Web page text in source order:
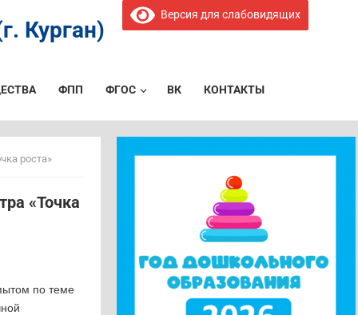
Курган)
ФПП ФГОС ВК КОНТАКТЫ
Версия для слабовидящих
роста»
«Точка
по теме